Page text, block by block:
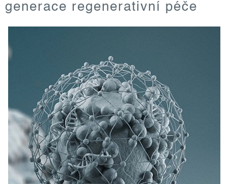
generace regenerativní péče